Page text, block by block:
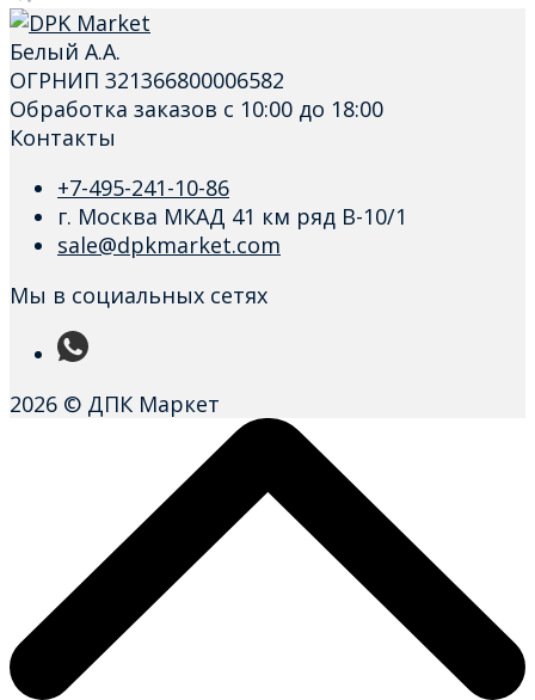
Белый А.А.
ОГРНИП 321366800006582
Обработка заказов с 10:00 до 18:00
Контакты
+7-495-241-10-86
г. Москва МКАД 41 км ряд В-10/1
sale@dpkmarket.com
Мы в социальных сетях
2026 © ДПК Маркет